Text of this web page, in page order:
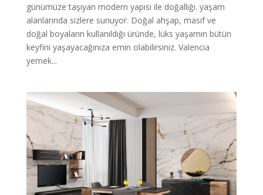
günümüze taşıyan modern yapısı ile doğallığı. yaşam
alanlarında sizlere sunuyor. Doğal ahşap, masif ve
doğal boyaların kullanıldığı üründe, lüks yaşamın bütün
keyfini yaşayacağınıza emin olabilirsiniz. Valencia
yemek...